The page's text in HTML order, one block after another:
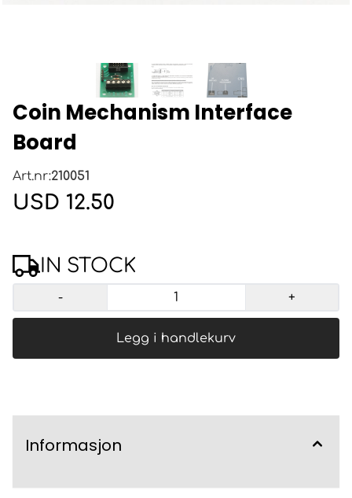
Coin Mechanism Interface
Board
Art.nr:210051
USD 12.50
IN STOCK
- +
Legg i handlekurv
Informasjon